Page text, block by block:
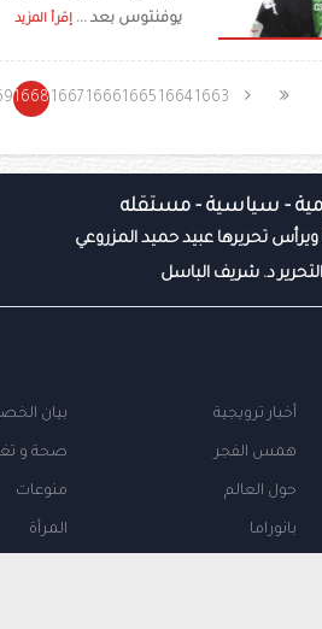
يوفنتوس بعد ... إقرأ المزيد
1663
1664
1665
1666
1667
1668
- سياسية - مستقله
د. شريف الباسل
أخبار ترويجية
همس الفجر
حول العالم
بانوراما
بيان
صحة و
منوعات
المرأة